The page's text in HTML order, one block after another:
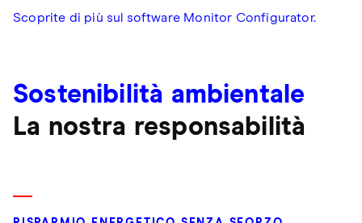
Scoprite di più sul software Monitor Configurator.
Sostenibilità ambientale
La nostra responsabilità